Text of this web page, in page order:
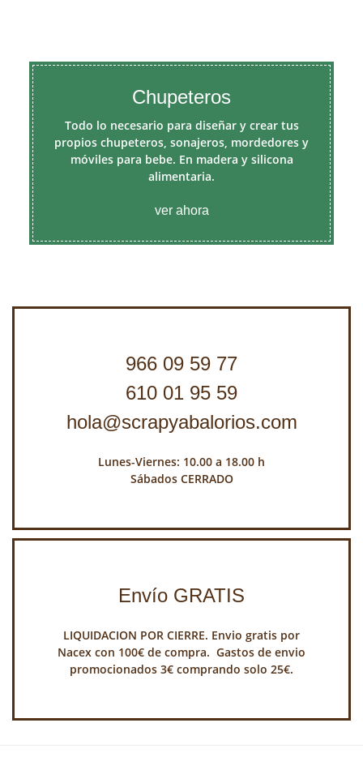
Chupeteros
Todo lo necesario para diseñar y crear tus
propios chupeteros, sonajeros, mordedores y
móviles para bebe. En madera y silicona
alimentaria.
ver ahora
966 09 59 77
610 01 95 59
hola@scrapyabalorios.com
Lunes-Viernes: 10.00 a 18.00 h
Sábados CERRADO
Envío GRATIS
LIQUIDACION POR CIERRE. Envio gratis por
Nacex con 100€ de compra. Gastos de envio
promocionados 3€ comprando solo 25€.